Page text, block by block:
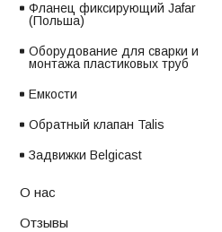
Фланец фиксирующий Jafar
(Польша)
Оборудование для сварки и
монтажа пластиковых труб
Емкости
Обратный клапан Talis
Задвижки Belgicast
О нас
Отзывы